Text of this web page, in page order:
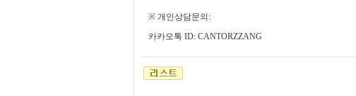
※ 개인상담문의:
카카오톡 ID: CANTORZZANG